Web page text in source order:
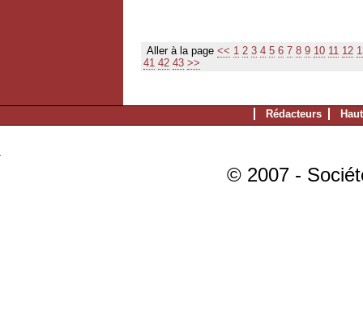
Aller à la page << 1 2 3 4 5 6 7 8 9 10 11 12
41 42 43 >>
Rédacteurs
© 2007 -